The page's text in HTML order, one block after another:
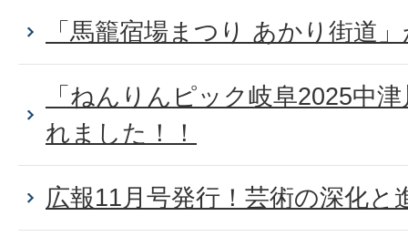
「馬籠宿場まつり あかり街道
「ねんりんピック岐阜2025中
れました！！
広報11月号発行！芸術の深化と